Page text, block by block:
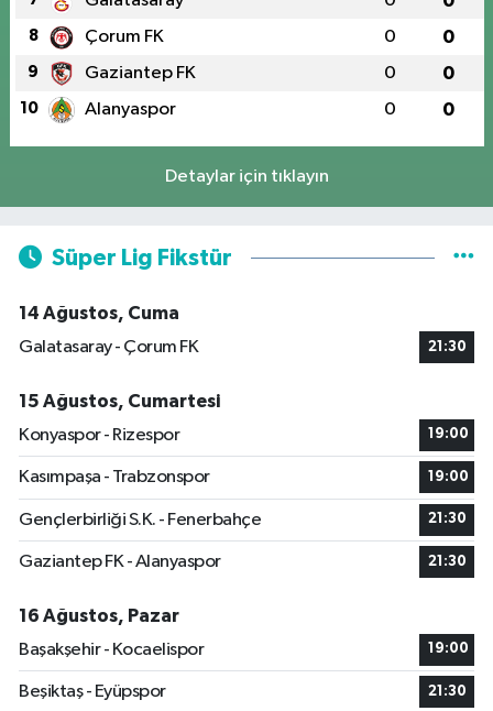
8 Çorum FK 0 0
9 Gaziantep FK 0 0
10 Alanyaspor 0 0
Detaylar için tıklayın
Süper Lig Fikstür
14 Ağustos, Cuma
Galatasaray - Çorum FK
21:30
15 Ağustos, Cumartesi
Konyaspor - Rizespor
19:00
Kasımpaşa - Trabzonspor 19:00
Gençlerbirliği S.K. - Fenerbahçe 21:30
Gaziantep FK - Alanyaspor 21:30
16 Ağustos, Pazar
Başakşehir - Kocaelispor
19:00
Beşiktaş - Eyüpspor 21:30